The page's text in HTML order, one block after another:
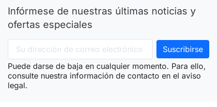
Infórmese de nuestras últimas noticias y
ofertas especiales
Puede darse de baja en cualquier momento. Para ello,
consulte nuestra información de contacto en el aviso
legal.